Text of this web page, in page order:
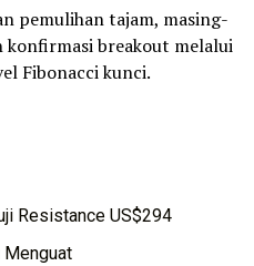
pemulihan tajam, masing-
konfirmasi breakout melalui
Fibonacci kunci.
Resistance US$294
Menguat